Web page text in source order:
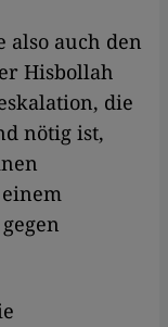
also auch den
Hisbollah
die
nötig ist,